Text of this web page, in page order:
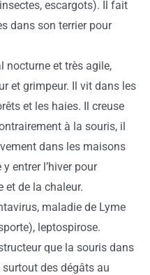
escargots). Il fait
dans son terrier pour
nocturne et très agile,
et grimpeur. Il vit dans les
et les haies. Il creuse
à la souris, il
dans les maisons
entrer l’hiver pour
et de la chaleur.
maladie de Lyme
leptospirose.
que la souris dans
des dégâts au